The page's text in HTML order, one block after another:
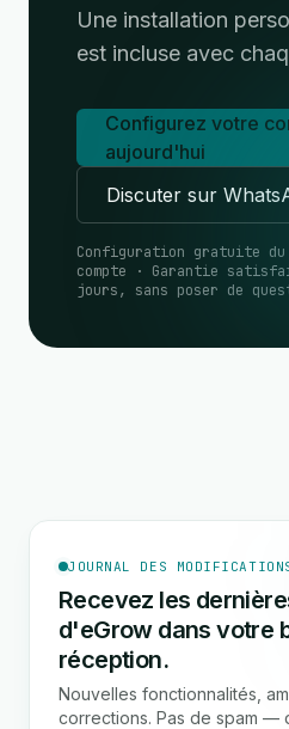
Une installation
est incluse avec
Configurez votre
aujourd'hui
Discuter sur
Configuration gratuite
compte · Garantie
jours, sans poser de
JOURNAL DES
Recevez les
d'eGrow dans votre
réception.
Nouvelles fonctionnalités,
corrections. Pas de spam —